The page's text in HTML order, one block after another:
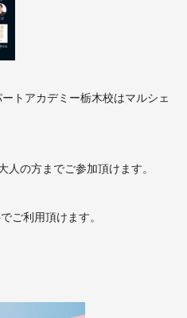
トアカデミー栃木校はマルシェ
の方までご参加頂けます。
ご利用頂けます。